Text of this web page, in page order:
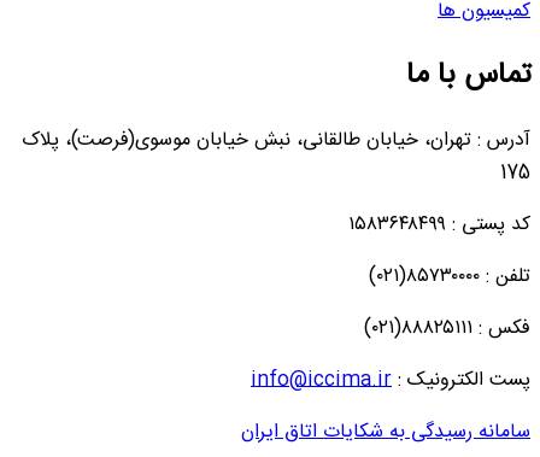
کمیسیون ها
تماس با ما
آدرس : تهران، خیابان طالقانی، نبش خیابان موسوی(فرصت)، پلاک
175
کد پستی : ۱۵۸۳۶۴۸۴۹۹
تلفن : ۸۵۷۳۰۰۰۰(۰۲۱)
فکس : ۸۸۸۲۵۱۱۱(۰۲۱)
پست الکترونیک :info@iccima.ir
سامانه رسیدگی به شکایات اتاق ایران